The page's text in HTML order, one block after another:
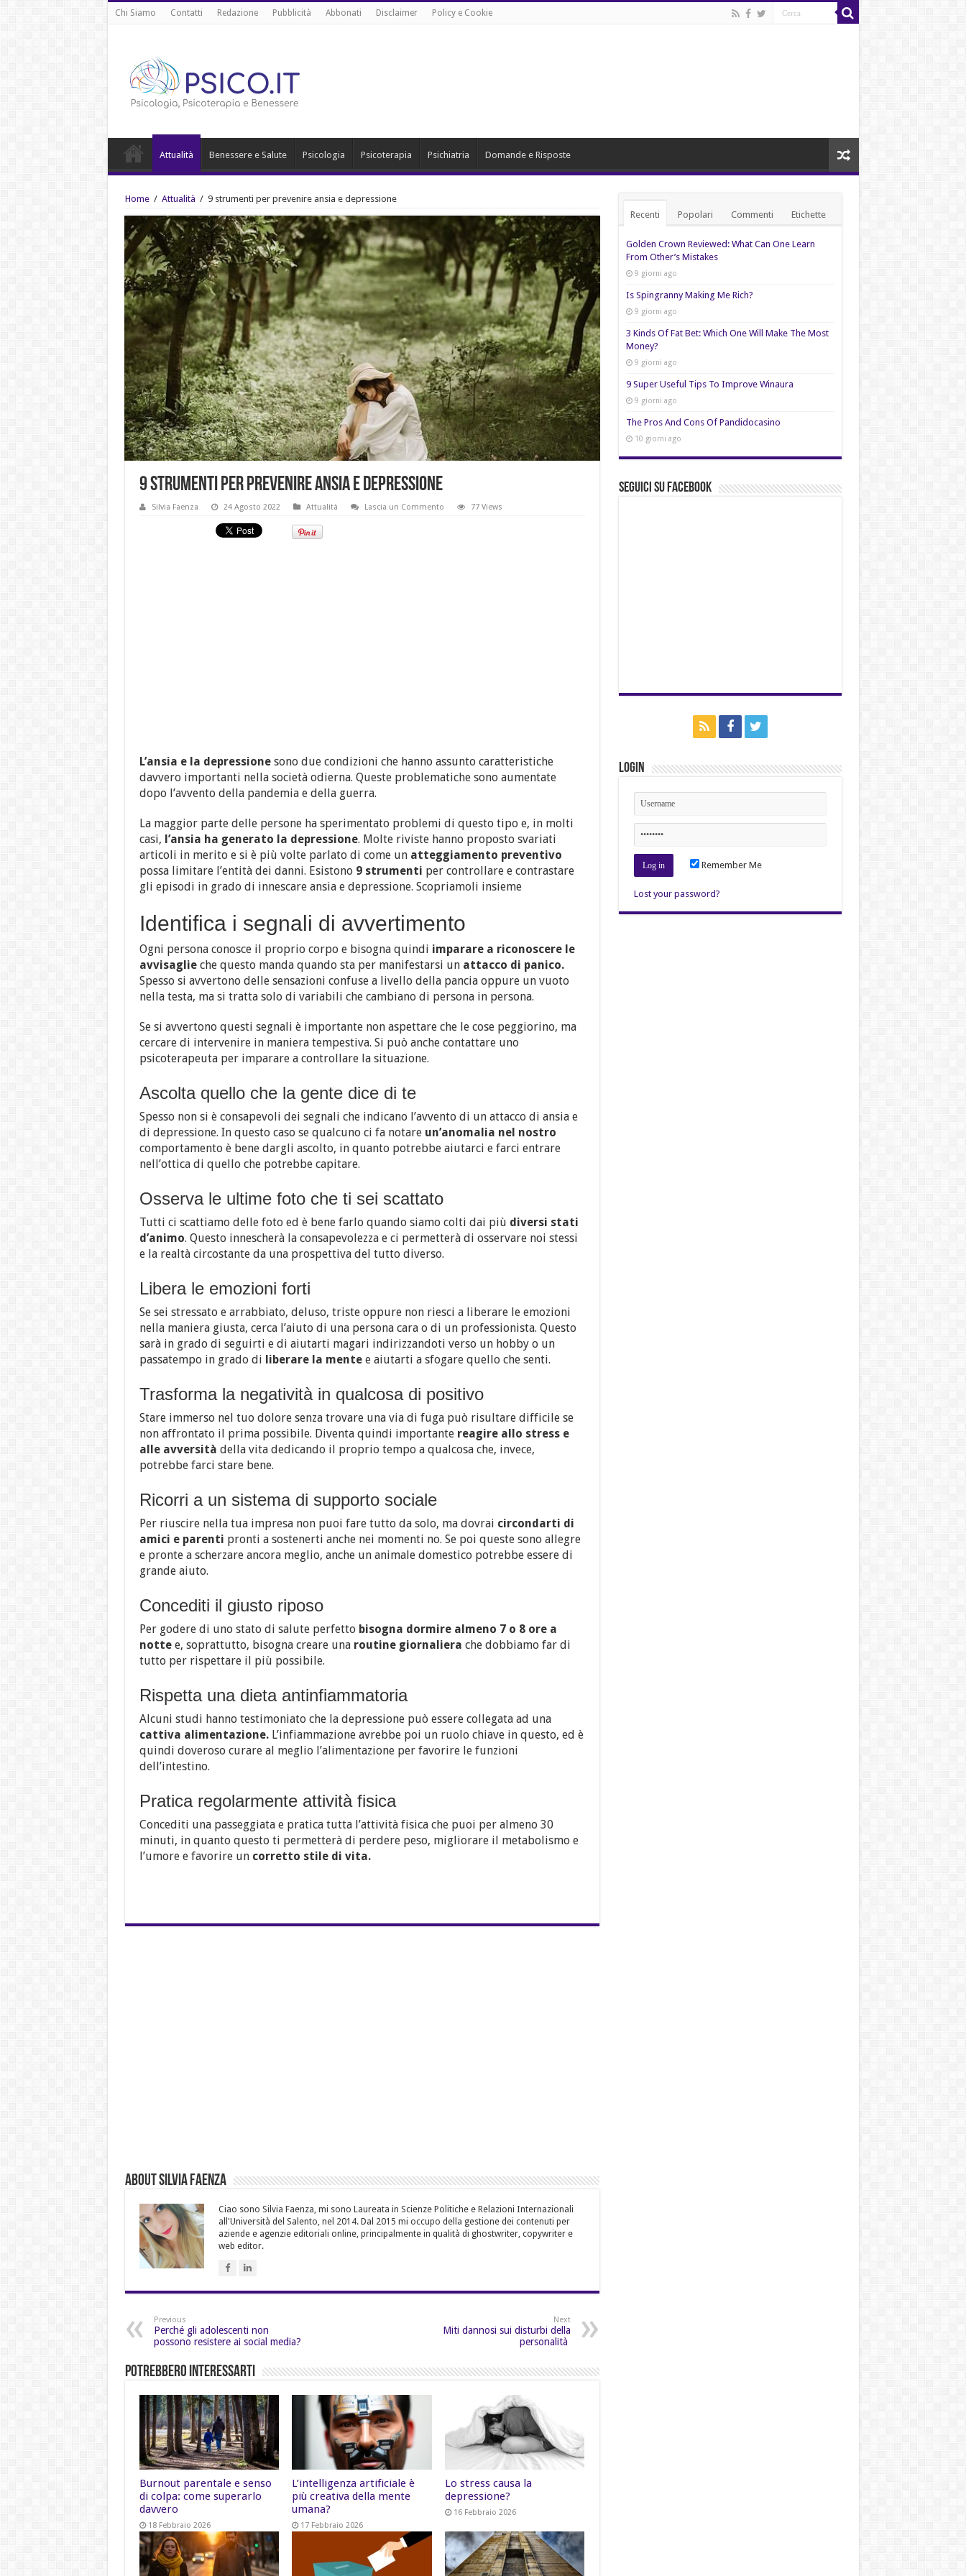
Chi Siamo Contatti Redazione Pubblicità Abbonati Disclaimer Policy e Cookie
Attualità Benessere e Salute Psicologia Psicoterapia Psichiatria Domande e Risposte
Home / Attualità / 9 strumenti per prevenire ansia e depressione
9 strumenti per prevenire ansia e depressione
Silvia Faenza 24 Agosto 2022 Attualità Lascia un Commento 77 Views
L’ansia e la depressionesono due condizioni che hanno assunto caratteristiche
davvero importanti nella società odierna. Queste problematiche sono aumentate
dopo l’avvento della pandemia e della guerra.
La maggior parte delle persone ha sperimentato problemi di questo tipo e, in molti
casi, l’ansia ha generato la depressione. Molte riviste hanno proposto svariati
articoli in merito e si è più volte parlato di come un atteggiamento preventivo
possa limitare l’entità dei danni. Esistono 9 strumenti per controllare e contrastare
gli episodi in grado di innescare ansia e depressione. Scopriamoli insieme
Identifica i segnali di avvertimento
Ogni persona conosce il proprio corpo e bisogna quindi imparare a riconoscere le
avvisaglieche questo manda quando sta per manifestarsi un attacco di panico.
Spesso si avvertono delle sensazioni confuse a livello della pancia oppure un vuoto
nella testa, ma si tratta solo di variabili che cambiano di persona in persona.
Se si avvertono questi segnali è importante non aspettare che le cose peggiorino, ma
cercare di intervenire in maniera tempestiva. Si può anche contattare uno
psicoterapeuta per imparare a controllare la situazione.
Ascolta quello che la gente dice di te
Spesso non si è consapevoli dei segnali che indicano l’avvento di un attacco di ansia e
di depressione. In questo caso se qualcuno ci fa notare un’anomalia nel nostro
comportamento è bene dargli ascolto, in quanto potrebbe aiutarci e farci entrare
nell’ottica di quello che potrebbe capitare.
Osserva le ultime foto che ti sei scattato
Tutti ci scattiamo delle foto ed è bene farlo quando siamo colti dai più diversi stati
d’animo. Questo innescherà la consapevolezza e ci permetterà di osservare noi stessi
e la realtà circostante da una prospettiva del tutto diverso.
Libera le emozioni forti
Se sei stressato e arrabbiato, deluso, triste oppure non riesci a liberare le emozioni
nella maniera giusta, cerca l’aiuto di una persona cara o di un professionista. Questo
sarà in grado di seguirti e di aiutarti magari indirizzandoti verso un hobby o un
passatempo in grado di liberare la mentee aiutarti a sfogare quello che senti.
Trasforma la negatività in qualcosa di positivo
Stare immerso nel tuo dolore senza trovare una via di fuga può risultare difficile se
non affrontato il prima possibile. Diventa quindi importante reagire allo stress e
alle avversità della vita dedicando il proprio tempo a qualcosa che, invece,
potrebbe farci stare bene.
Ricorri a un sistema di supporto sociale
Per riuscire nella tua impresa non puoi fare tutto da solo, ma dovrai circondarti di
amici e parenti pronti a sostenerti anche nei momenti no. Se poi queste sono allegre
e pronte a scherzare ancora meglio, anche un animale domestico potrebbe essere di
grande aiuto.
Concediti il giusto riposo
Per godere di uno stato di salute perfetto bisogna dormire almeno 7 o 8 ore a
nottee, soprattutto, bisogna creare una routine giornaliera che dobbiamo far di
tutto per rispettare il più possibile.
Rispetta una dieta antinfiammatoria
Alcuni studi hanno testimoniato che la depressione può essere collegata ad una
cattiva alimentazione. L’infiammazione avrebbe poi un ruolo chiave in questo, ed è
quindi doveroso curare al meglio l’alimentazione per favorire le funzioni
dell’intestino.
Pratica regolarmente attività fisica
Concediti una passeggiata e pratica tutta l’attività fisica che puoi per almeno 30
minuti, in quanto questo ti permetterà di perdere peso, migliorare il metabolismo e
l’umore e favorire un corretto stile di vita.
About Silvia Faenza
Ciao sono Silvia Faenza, mi sono Laureata in Scienze Politiche e Relazioni Internazionali
all'Università del Salento, nel 2014. Dal 2015 mi occupo della gestione dei contenuti per
aziende e agenzie editoriali online, principalmente in qualità di ghostwriter, copywriter e
web editor.
Previous
Perché gli adolescenti non
possono resistere ai social media?
Next
Miti dannosi sui disturbi della
personalità
Potrebbero Interessarti
Burnout parentale e senso
di colpa: come superarlo
davvero
18 Febbraio 2026
L’intelligenza artificiale è
più creativa della mente
umana?
17 Febbraio 2026
Lo stress causa la
depressione?
16 Febbraio 2026
Recenti Popolari Commenti Etichette
Golden Crown Reviewed: What Can One Learn
From Other’s Mistakes
9 giorni ago
Is Spingranny Making Me Rich?
9 giorni ago
3 Kinds Of Fat Bet: Which One Will Make The Most
Money?
9 giorni ago
9 Super Useful Tips To Improve Winaura
9 giorni ago
The Pros And Cons Of Pandidocasino
10 giorni ago
Seguici su Facebook
Login
Remember Me
Lost your password?